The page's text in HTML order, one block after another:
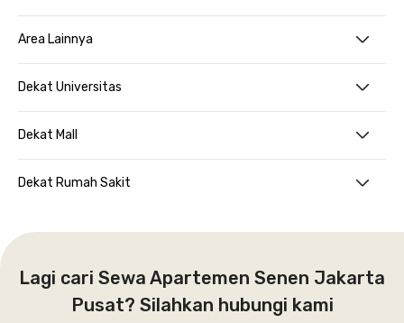
Area Lainnya
Dekat Universitas
Dekat Mall
Dekat Rumah Sakit
Lagi cari Sewa Apartemen Senen Jakarta
Pusat? Silahkan hubungi kami